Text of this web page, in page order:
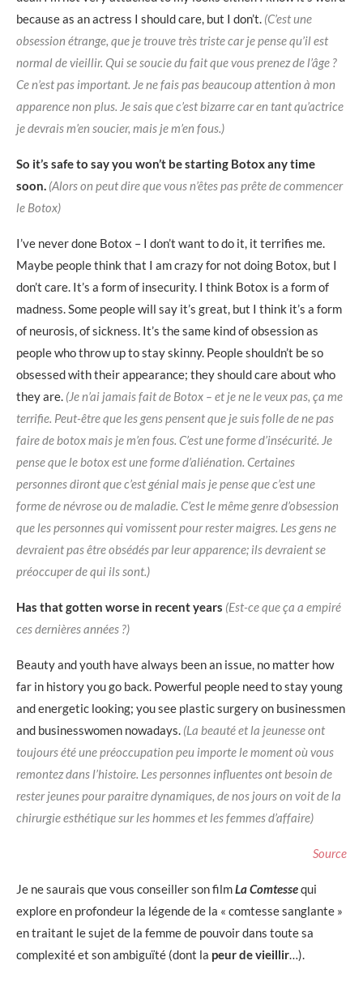
because as an actress I should care, but I don’t. (C’est une
obsession étrange, que je trouve très triste car je pense qu’il est
normal de vieillir. Qui se soucie du fait que vous prenez de l’âge ?
Ce n’est pas important. Je ne fais pas beaucoup attention à mon
apparence non plus. Je sais que c’est bizarre car en tant qu’actrice
je devrais m’en soucier, mais je m’en fous.)
So it’s safe to say you won’t be starting Botox any time
soon. (Alors on peut dire que vous n’êtes pas prête de commencer
le Botox)
I’ve never done Botox – I don’t want to do it, it terrifies me.
Maybe people think that I am crazy for not doing Botox, but I
don’t care. It’s a form of insecurity. I think Botox is a form of
madness. Some people will say it’s great, but I think it’s a form
of neurosis, of sickness. It’s the same kind of obsession as
people who throw up to stay skinny. People shouldn’t be so
obsessed with their appearance; they should care about who
they are. (Je n’ai jamais fait de Botox – et je ne le veux pas, ça me
terrifie. Peut-être que les gens pensent que je suis folle de ne pas
faire de botox mais je m’en fous. C’est une forme d’insécurité. Je
pense que le botox est une forme d’aliénation. Certaines
personnes diront que c’est génial mais je pense que c’est une
forme de névrose ou de maladie. C’est le même genre d’obsession
que les personnes qui vomissent pour rester maigres. Les gens ne
devraient pas être obsédés par leur apparence; ils devraient se
préoccuper de qui ils sont.)
Has that gotten worse in recent years (Est-ce que ça a empiré
ces dernières années ?)
Beauty and youth have always been an issue, no matter how
far in history you go back. Powerful people need to stay young
and energetic looking; you see plastic surgery on businessmen
and businesswomen nowadays. (La beauté et la jeunesse ont
toujours été une préoccupation peu importe le moment où vous
remontez dans l’histoire. Les personnes influentes ont besoin de
rester jeunes pour paraitre dynamiques, de nos jours on voit de la
chirurgie esthétique sur les hommes et les femmes d’affaire)
Source
Je ne saurais que vous conseiller son filmLa Comtessequi
explore en profondeur la légende de la « comtesse sanglante »
en traitant le sujet de la femme de pouvoir dans toute sa
complexité et son ambiguïté (dont la peur de vieillir…).